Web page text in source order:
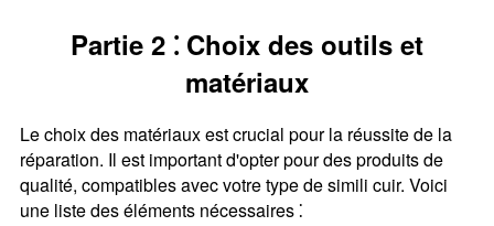
Partie 2 ⁚ Choix des outils et
matériaux
Le choix des matériaux est crucial pour la réussite de la
réparation. Il est important d'opter pour des produits de
qualité, compatibles avec votre type de simili cuir. Voici
une liste des éléments nécessaires ⁚